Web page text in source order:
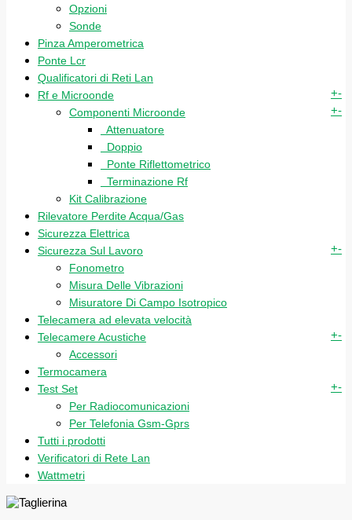
Opzioni
Sonde
Pinza Amperometrica
Ponte Lcr
Qualificatori di Reti Lan
Rf e Microonde
+-
Componenti Microonde +-
Attenuatore
Doppio
Ponte Riflettometrico
Terminazione Rf
Kit Calibrazione
Rilevatore Perdite Acqua/Gas
Sicurezza Elettrica
Sicurezza Sul Lavoro
+-
Fonometro
Misura Delle Vibrazioni
Misuratore Di Campo Isotropico
Telecamera ad elevata velocità
Telecamere Acustiche
+-
Accessori
Termocamera
Test Set
+-
Per Radiocomunicazioni
Per Telefonia Gsm-Gprs
Tutti i prodotti
Verificatori di Rete Lan
Wattmetri